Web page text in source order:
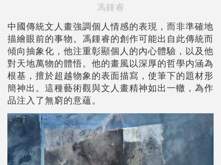
馮鍾睿
中國傳統文人畫強調個人情感的表現，而非準確地
描繪眼前的事物。馮鍾睿的創作可能出自此傳統而
傾向抽象化，他注重彰顯個人的內心體驗，以及他
對天地萬物的體悟。他的畫風以深厚的哲學内涵為
根基，擅於超越物象的表面描寫，使筆下的題材形
簡神出。這種藝術觀與文人畫精神如出一轍，為作
品注入了無窮的意蘊。